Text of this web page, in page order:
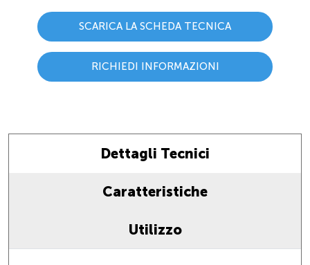
SCARICA LA SCHEDA TECNICA
RICHIEDI INFORMAZIONI
Dettagli Tecnici
Caratteristiche
Utilizzo